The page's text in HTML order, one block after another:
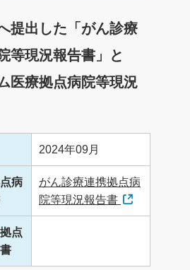
提出した「がん診療
等現況報告書」と
医療拠点病院等現況
2024年09月
病
がん診療連携拠点病
院等現況報告書
点